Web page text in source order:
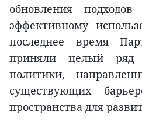
обновления
эффективному
последнее время
приняли целый ряд
политики,
существующих
пространства для